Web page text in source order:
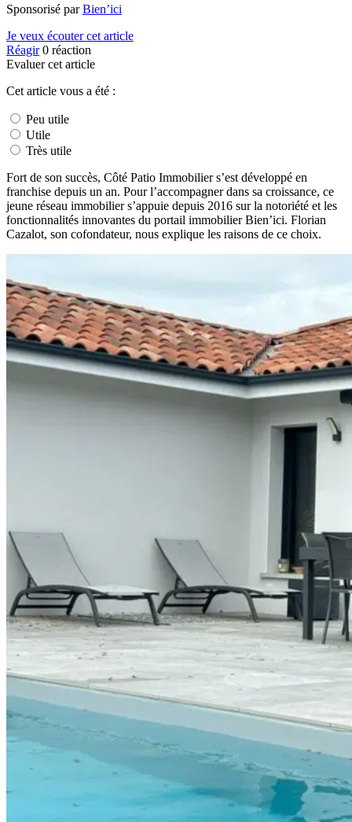
Sponsorisé parBien’ici
Je veux écouter cet article
Réagir 0 réaction
Evaluer cet article
Cet article vous a été :
Peu utile
Utile
Très utile
Fort de son succès, Côté Patio Immobilier s’est développé en
franchise depuis un an. Pour l’accompagner dans sa croissance, ce
jeune réseau immobilier s’appuie depuis 2016 sur la notoriété et les
fonctionnalités innovantes du portail immobilier Bien’ici. Florian
Cazalot, son cofondateur, nous explique les raisons de ce choix.